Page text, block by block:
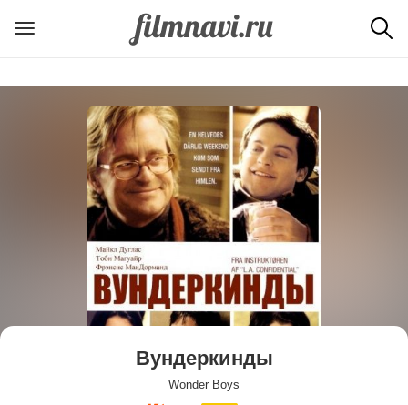
Вундеркинды
Wonder Boys